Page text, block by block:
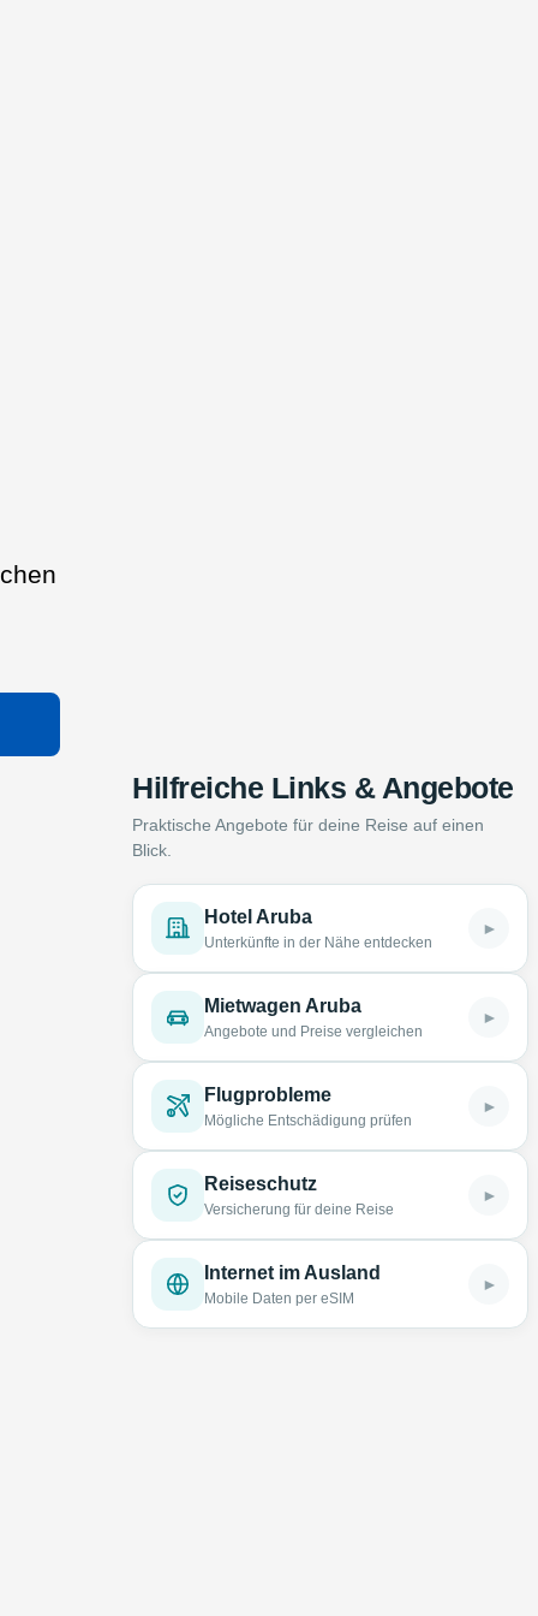
Hilfreiche Links & Angebote
Praktische Angebote für deine Reise auf einen
Blick.
Hotel Aruba
Unterkünfte in der Nähe entdecken
►
Mietwagen Aruba
Angebote und Preise vergleichen
►
Flugprobleme
Mögliche Entschädigung prüfen
►
Reiseschutz
Versicherung für deine Reise
►
Internet im Ausland
Mobile Daten per eSIM
►